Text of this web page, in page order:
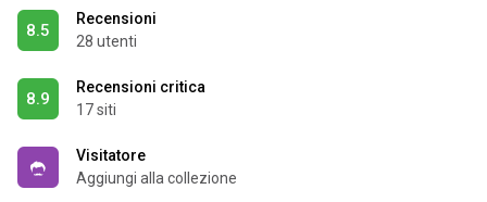
8.5
Recensioni
28 utenti
8.9
Recensioni critica
17 siti
Visitatore
Aggiungi alla collezione